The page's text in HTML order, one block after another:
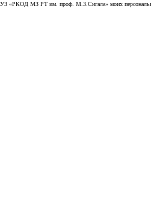
ГАУЗ «РКОД МЗ РТ им. проф. М.З.Сигала» моих